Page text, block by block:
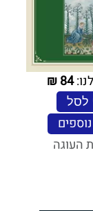
84
₪
לסל
העוגה